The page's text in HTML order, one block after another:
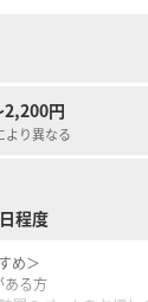
2,200円
より異なる
程度
め＞
ある方